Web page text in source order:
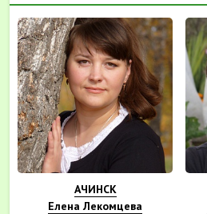
АЧИНСК
Елена Лекомцева